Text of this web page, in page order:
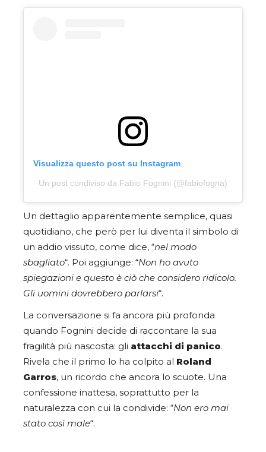
Visualizza questo post su Instagram
Un post condiviso da Fabio Fognini (@fabiofogna)
Un dettaglio apparentemente semplice, quasi
quotidiano, che però per lui diventa il simbolo di
un addio vissuto, come dice, “nel modo
sbagliato“. Poi aggiunge: “Non ho avuto
spiegazioni e questo è ciò che considero ridicolo.
Gli uomini dovrebbero parlarsi“.
La conversazione si fa ancora più profonda
quando Fognini decide di raccontare la sua
fragilità più nascosta: gli attacchi di panico.
Rivela che il primo lo ha colpito al Roland
Garros, un ricordo che ancora lo scuote. Una
confessione inattesa, soprattutto per la
naturalezza con cui la condivide: “Non ero mai
stato così male“.